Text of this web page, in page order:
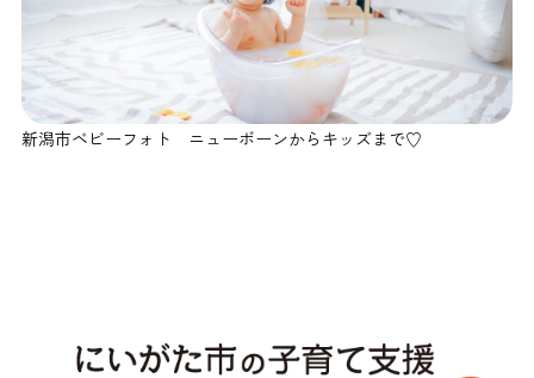
新潟市ベビーフォト ニューボーンからキッズまで♡